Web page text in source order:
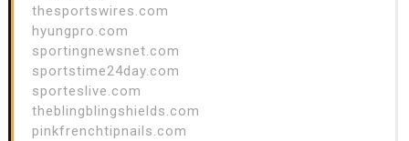
thesportswires.com
hyungpro.com
sportingnewsnet.com
sportstime24day.com
sporteslive.com
theblingblingshields.com
pinkfrenchtipnails.com